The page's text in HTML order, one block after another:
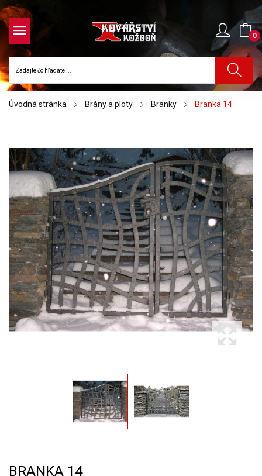
0
Úvodná stránka Brány a ploty Branky Branka 14
BRANKA 14